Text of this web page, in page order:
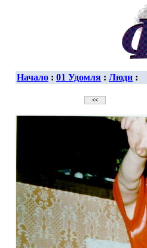
Начало : 01 Удомля : Люди :